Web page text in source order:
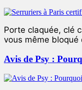
Porte claquée, clé
vous même bloqué
Avis de Psy :